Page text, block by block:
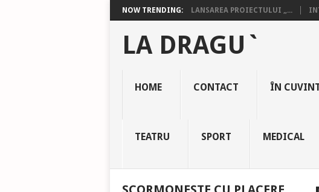
NOW TRENDING: LANSAREA PROIECTULUI „...
LA DRAGU`
HOME CONTACT ÎN
TEATRU SPORT MEDICAL